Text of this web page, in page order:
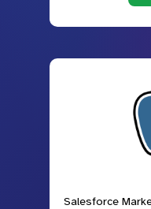
Salesforce